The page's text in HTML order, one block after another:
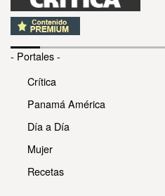
- Portales -
Crítica
Panamá América
Día a Día
Mujer
Recetas